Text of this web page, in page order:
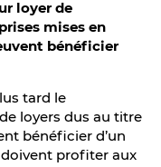
loyer de
mises en
bénéficier
tard le
loyers dus au titre
bénéficier d’un
profiter aux